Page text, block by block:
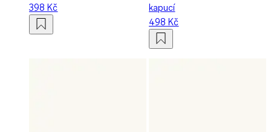
398 Kč
kapucí
498 Kč